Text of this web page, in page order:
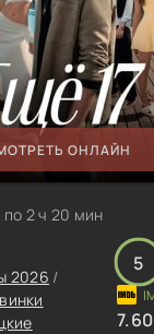
ОНЛАЙН
2 ч 20 мин
2026 /
5
7.60